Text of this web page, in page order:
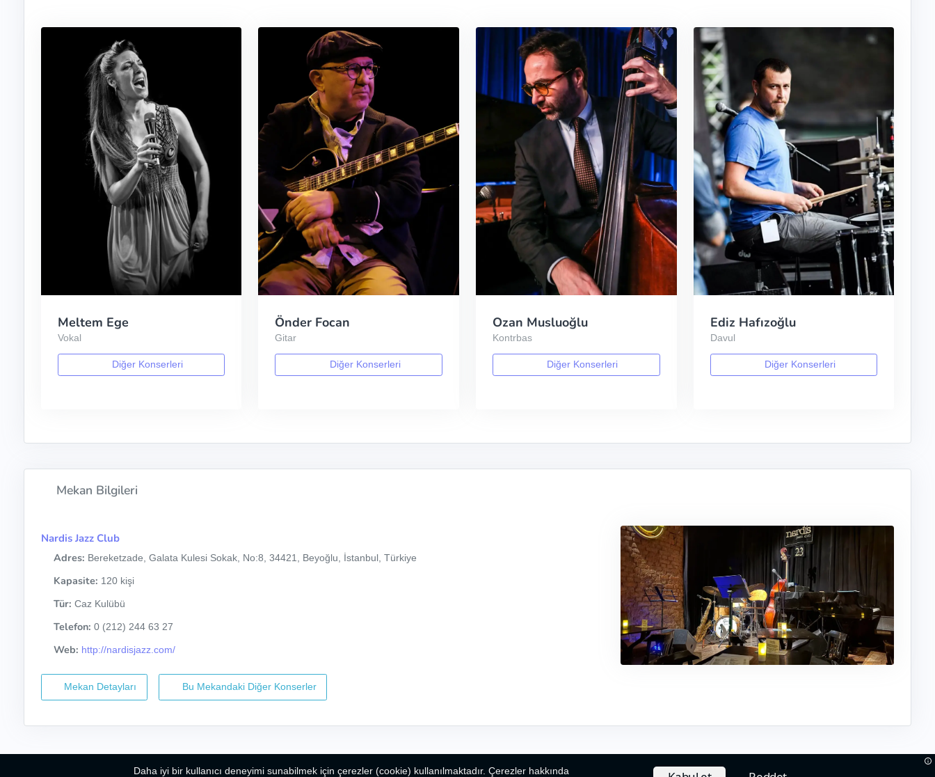
Meltem Ege
Vokal
Diğer Konserleri
Önder Focan
Gitar
Diğer Konserleri
Ozan Musluoğlu
Kontrbas
Diğer Konserleri
Ediz Hafızoğlu
Davul
Diğer Konserleri
Mekan Bilgileri
Nardis Jazz Club
Adres: Bereketzade, Galata Kulesi Sokak, No:8, 34421, Beyoğlu, İstanbul, Türkiye
Kapasite: 120 kişi
Tür: Caz Kulübü
Telefon: 0 (212) 244 63 27
Web: http://nardisjazz.com/
Mekan Detayları Bu Mekandaki Diğer Konserler
Daha iyi bir kullanıcı deneyimi sunabilmek için çerezler (cookie) kullanılmaktadır. Çerezler hakkında